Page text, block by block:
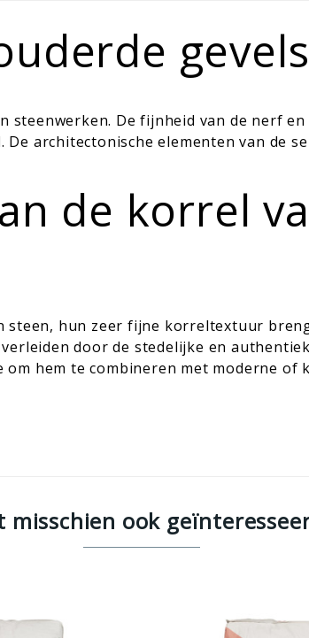
De fijnheid van de nerf
architectonische elementen van de
de korrel
steen, hun zeer fijne korreltextuur
door de stedelijke en
hem te combineren met moderne of
misschien ook